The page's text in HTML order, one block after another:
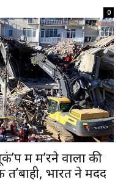
0
में म’रने वालों की
भारत ने मदद